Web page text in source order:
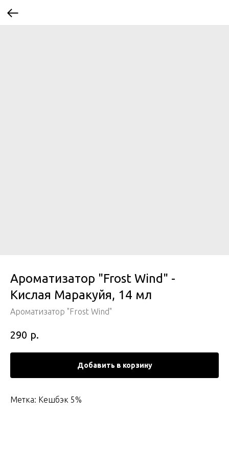
Ароматизатор "Frost Wind" -
Кислая Маракуйя, 14 мл
Ароматизатор "Frost Wind"
290 р.
Добавить в корзину
Метка: Кешбэк 5%